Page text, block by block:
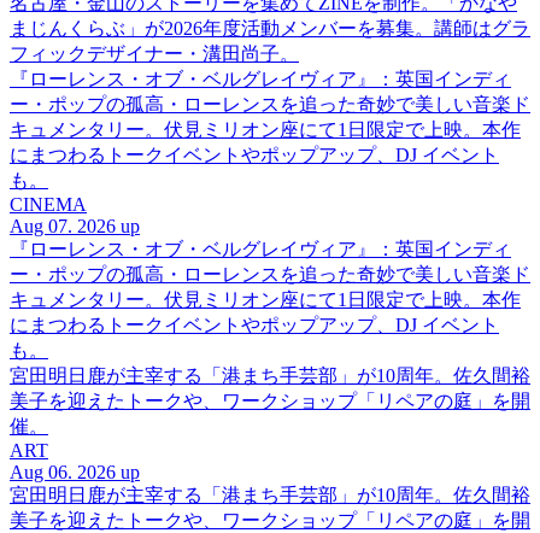
まじんくらぶ」が2026年度活動メンバーを募集。講師はグラ
フィックデザイナー・溝田尚子。
『ローレンス・オブ・ベルグレイヴィア』：英国インディ
ー・ポップの孤高・ローレンスを追った奇妙で美しい音楽ド
キュメンタリー。伏見ミリオン座にて1日限定で上映。本作
にまつわるトークイベントやポップアップ、DJ イベント
も。
CINEMA
Aug 07. 2026 up
『ローレンス・オブ・ベルグレイヴィア』：英国インディ
ー・ポップの孤高・ローレンスを追った奇妙で美しい音楽ド
キュメンタリー。伏見ミリオン座にて1日限定で上映。本作
にまつわるトークイベントやポップアップ、DJ イベント
も。
宮田明日鹿が主宰する「港まち手芸部」が10周年。佐久間裕
美子を迎えたトークや、ワークショップ「リペアの庭」を開
催。
ART
Aug 06. 2026 up
宮田明日鹿が主宰する「港まち手芸部」が10周年。佐久間裕
美子を迎えたトークや、ワークショップ「リペアの庭」を開